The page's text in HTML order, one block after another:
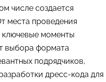
числе создается
места проведения
ключевые моменты
выбора формата
подрядчиков,
дресс-кода для